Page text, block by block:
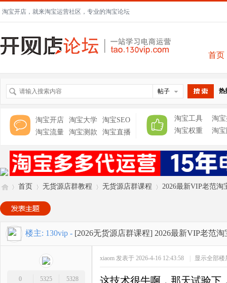
淘宝开店，就来淘宝运营社区，专业的淘宝论坛
首页
帖子 热
淘宝开店 淘宝大学
淘宝SEO
淘宝流量
淘宝测款 淘宝直播
淘宝工具
淘
淘宝权重
淘
»
首页
›
无货源店群教程
›
无货源店群课程
›
2026最新VIP老范淘
楼主: 130vip - [2026无货源店群课程] 2026最新VIP老范
0
5325
5328
xiaom 发表于 2026-4-16 12:43:58 | 显示全部楼
这技术很牛啊，那天试验下